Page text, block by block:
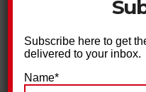
Subscribe here to get
delivered to your inbox.
Name*